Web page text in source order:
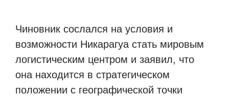
Чиновник сослался на условия и
возможности Никарагуа стать мировым
логистическим центром и заявил, что
она находится в стратегическом
положении с географической точки